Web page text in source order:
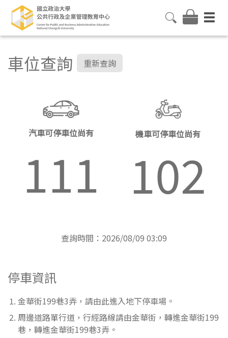
車位查詢 重新查詢
汽車可停車位尚有
111
機車可停車位尚有
102
查詢時間：2026/08/09 03:09
停車資訊
金華街199巷3弄，請由此進入地下停車場。
周邊道路單行道，行經路線請由金華街，轉進金華街199
巷，轉進金華街199巷3弄。